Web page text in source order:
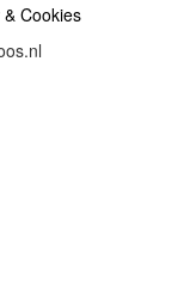
& Cookies